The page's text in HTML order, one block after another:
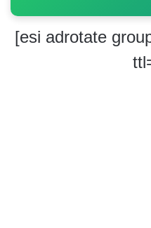
[esi adrotate